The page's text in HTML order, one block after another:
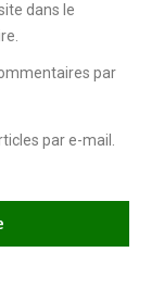
dans le
par
par e-mail.